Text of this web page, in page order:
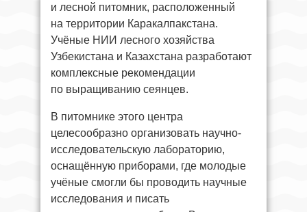
и лесной питомник, расположенный
на территории Каракалпакстана.
Учёные НИИ лесного хозяйства
Узбекистана и Казахстана разработают
комплексные рекомендации
по выращиванию сеянцев.
В питомнике этого центра
целесообразно организовать научно-
исследовательскую лабораторию,
оснащённую приборами, где молодые
учёные смогли бы проводить научные
исследования и писать